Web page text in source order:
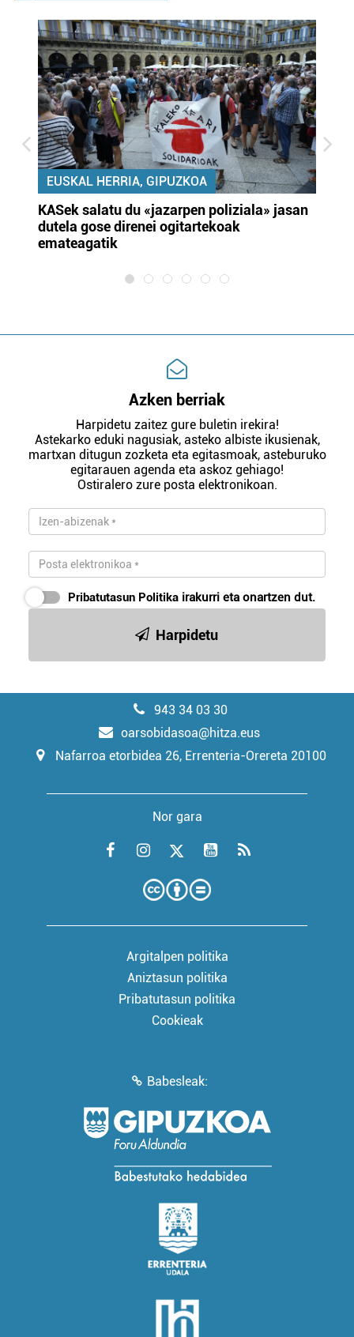
EUSKAL HERRIA, GIPUZKOA
KASek salatu du «jazarpen poliziala» jasan
dutela gose direnei ogitartekoak
emateagatik
Azken berriak
Harpidetu zaitez gure buletin irekira!
Astekarko eduki nagusiak, asteko albiste ikusienak,
martxan ditugun zozketa eta egitasmoak, asteburuko
egitarauen agenda eta askoz gehiago!
Ostiralero zure posta elektronikoan.
Pribatutasun Politika irakurri eta onartzen dut.
Harpidetu
943 34 03 30
oarsobidasoa@hitza.eus
Nafarroa etorbidea 26, Errenteria-Orereta 20100
Nor gara
Argitalpen politika
Aniztasun politika
Pribatutasun politika
Cookieak
Babesleak: